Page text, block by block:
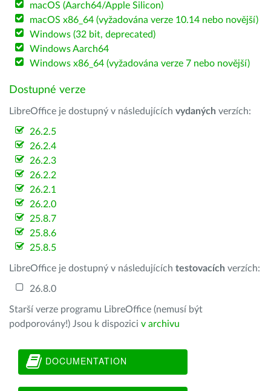
macOS (Aarch64/Apple Silicon)
macOS x86_64 (vyžadována verze 10.14 nebo novější)
Windows (32 bit, deprecated)
Windows Aarch64
Windows x86_64 (vyžadována verze 7 nebo novější)
Dostupné verze
LibreOffice je dostupný v následujících vydaných verzích:
26.2.5
26.2.4
26.2.3
26.2.2
26.2.1
26.2.0
25.8.7
25.8.6
25.8.5
LibreOffice je dostupný v následujících testovacích verzích:
26.8.0
Starší verze programu LibreOffice (nemusí být
podporovány!) Jsou k dispozici v archivu
DOCUMENTATION